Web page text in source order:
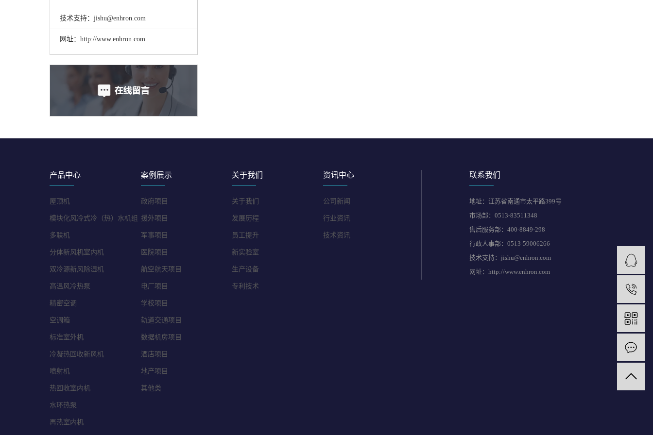
技术支持：jishu@enhron.com
网址：http://www.enhron.com
产品中心
屋顶机
模块化风冷式冷（热）水机组
多联机
分体新风机室内机
双冷源新风除湿机
高温风冷热泵
精密空调
空调箱
标准室外机
冷凝热回收新风机
喷射机
热回收室内机
水环热泵
再热室内机
案例展示
政府项目
援外项目
军事项目
医院项目
航空航天项目
电厂项目
学校项目
轨道交通项目
数据机房项目
酒店项目
地产项目
其他类
关于我们
关于我们
发展历程
员工提升
新实验室
生产设备
专利技术
资讯中心
公司新闻
行业资讯
技术资讯
联系我们
地址：江苏省南通市太平路399号
市场部：0513-83511348
售后服务部：400-8849-298
行政人事部：0513-59006266
技术支持：jishu@enhron.com
网址：http://www.enhron.com